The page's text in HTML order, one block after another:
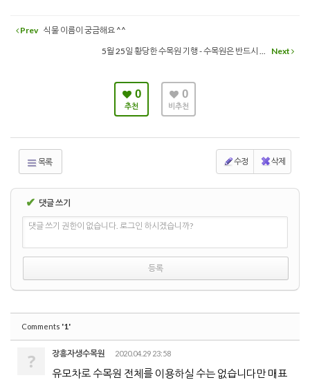
Prev 식물 이름이 궁금해요 ^^
5월 25일 황당한 수목원 기행 - 수목원은 반드시 ...
Next
0
추천
0
비추천
목록 수정 삭제
✔ 댓글 쓰기
댓글 쓰기 권한이 없습니다. 로그인 하시겠습니까?
Comments '1'
? 장흥자생수목원 2020.04.29 23:58
유모차로 수목원 전체를 이용하실 수는 없습니다만 매표